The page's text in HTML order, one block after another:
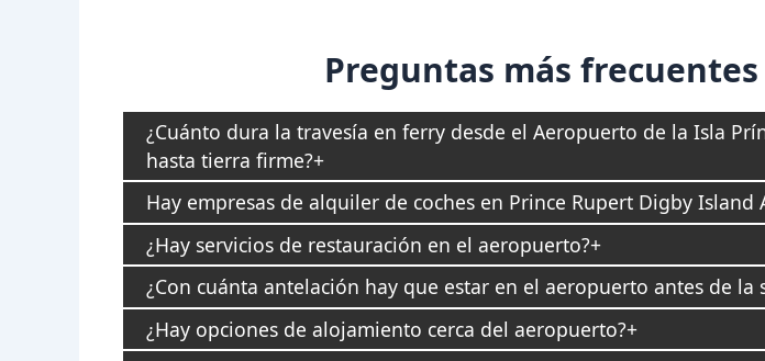
Preguntas más frecuentes
¿Cuánto dura la travesía en ferry desde el Aeropuerto de la Isla
hasta tierra firme?
Hay empresas de alquiler de coches en Prince Rupert Digby Island
¿Hay servicios de restauración en el aeropuerto?
¿Con cuánta antelación hay que estar en el aeropuerto antes de la
¿Hay opciones de alojamiento cerca del aeropuerto?